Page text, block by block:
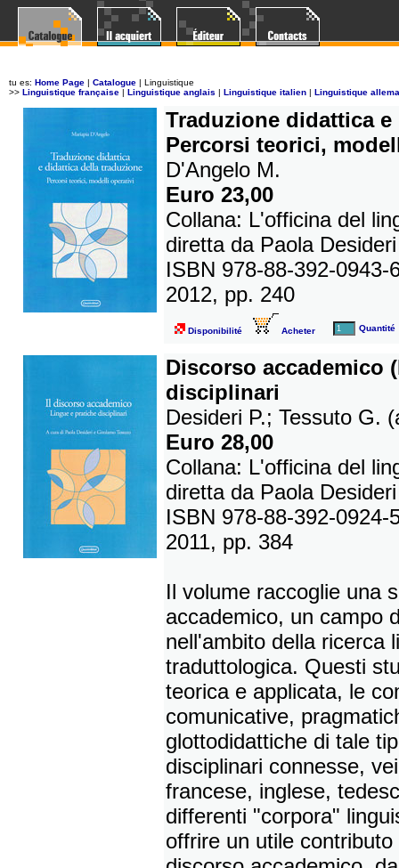
tu es: Home Page | Catalogue | Linguistique
>> Linguistique française | Linguistique anglais | Linguistique italien | Linguistique
Traduzione didattica
Percorsi teorici,
D'Angelo M.
Euro 23,00
Collana: L'officina del
diretta da Paola Desideri
ISBN 978-88-392-0943-
2012, pp. 240
Disponibilité Acheter Quantité
Discorso accademico
disciplinari
Desideri P.; Tessuto G.
Euro 28,00
Collana: L'officina del
diretta da Paola Desideri
ISBN 978-88-392-0924-
2011, pp. 384
Il volume raccoglie una
accademico, un campo
nell'ambito della ricerca
traduttologica. Questi
teorica e applicata, le
comunicative,
glottodidattiche di tale
disciplinari connesse,
francese, inglese,
differenti "corpora"
offrire un utile